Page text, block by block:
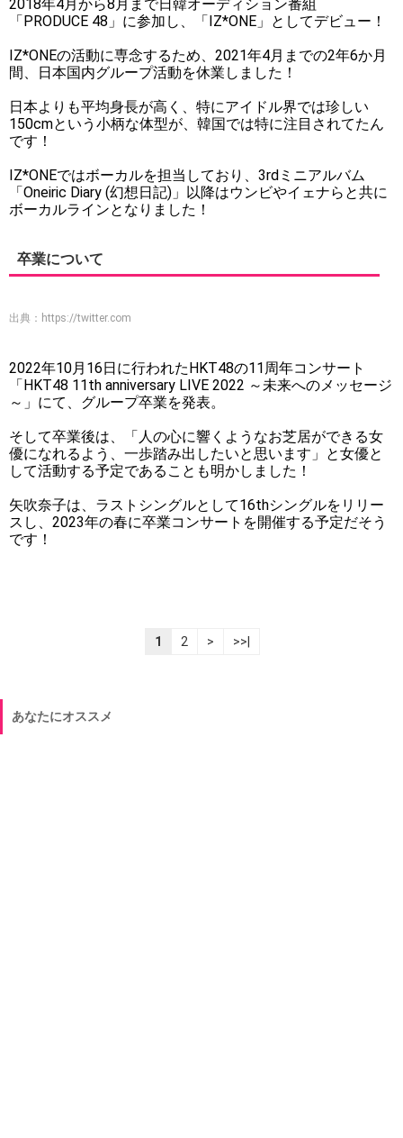
2018年4月から8月まで日韓オーディション番組
「PRODUCE 48」に参加し、「IZ*ONE」としてデビュー！
IZ*ONEの活動に専念するため、2021年4月までの2年6か月
間、日本国内グループ活動を休業しました！
日本よりも平均身長が高く、特にアイドル界では珍しい
150cmという小柄な体型が、韓国では特に注目されてたん
です！
IZ*ONEではボーカルを担当しており、3rdミニアルバム
「Oneiric Diary (幻想日記)」以降はウンビやイェナらと共に
ボーカルラインとなりました！
卒業について
出典： https://twitter.com
2022年10月16日に行われたHKT48の11周年コンサート
「HKT48 11th anniversary LIVE 2022 ～未来へのメッセージ
～」にて、グループ卒業を発表。
そして卒業後は、「人の心に響くようなお芝居ができる女
優になれるよう、一歩踏み出したいと思います」と女優と
して活動する予定であることも明かしました！
矢吹奈子は、ラストシングルとして16thシングルをリリー
スし、2023年の春に卒業コンサートを開催する予定だそう
です！
1 2 > >>|
あなたにオススメ